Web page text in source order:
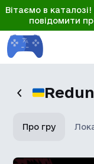
Вітаємо в
повідомити
Про гру